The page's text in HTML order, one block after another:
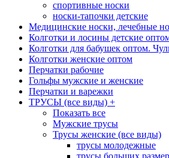
спортивные носки
носки-тапочки детские
Медицинские носки, лечебные
Колготки и лосины детские
Колготки для бабушек оптом.
Колготки женские оптом
Перчатки рабочие
Гольфы мужские и женские
Перчатки и варежки
ТРУСЫ (все виды) +
Показать все
Мужские трусы
Трусы женские (все виды)
трусы молодежные
трусы больших